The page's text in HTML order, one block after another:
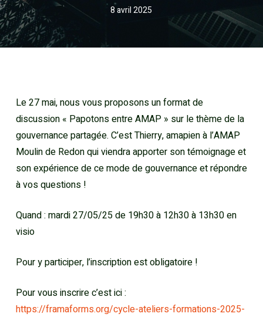
8 avril 2025
Le 27 mai, nous vous proposons un format de
discussion « Papotons entre AMAP » sur le thème de la
gouvernance partagée. C’est Thierry, amapien à l’AMAP
Moulin de Redon qui viendra apporter son témoignage et
son expérience de ce mode de gouvernance et répondre
à vos questions !
Quand : mardi 27/05/25 de 19h30 à 12h30 à 13h30 en
visio
Pour y participer, l’inscription est obligatoire !
Pour vous inscrire c’est ici :
https://framaforms.org/cycle-ateliers-formations-2025-